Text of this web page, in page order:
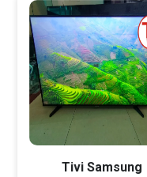
Tivi Samsung